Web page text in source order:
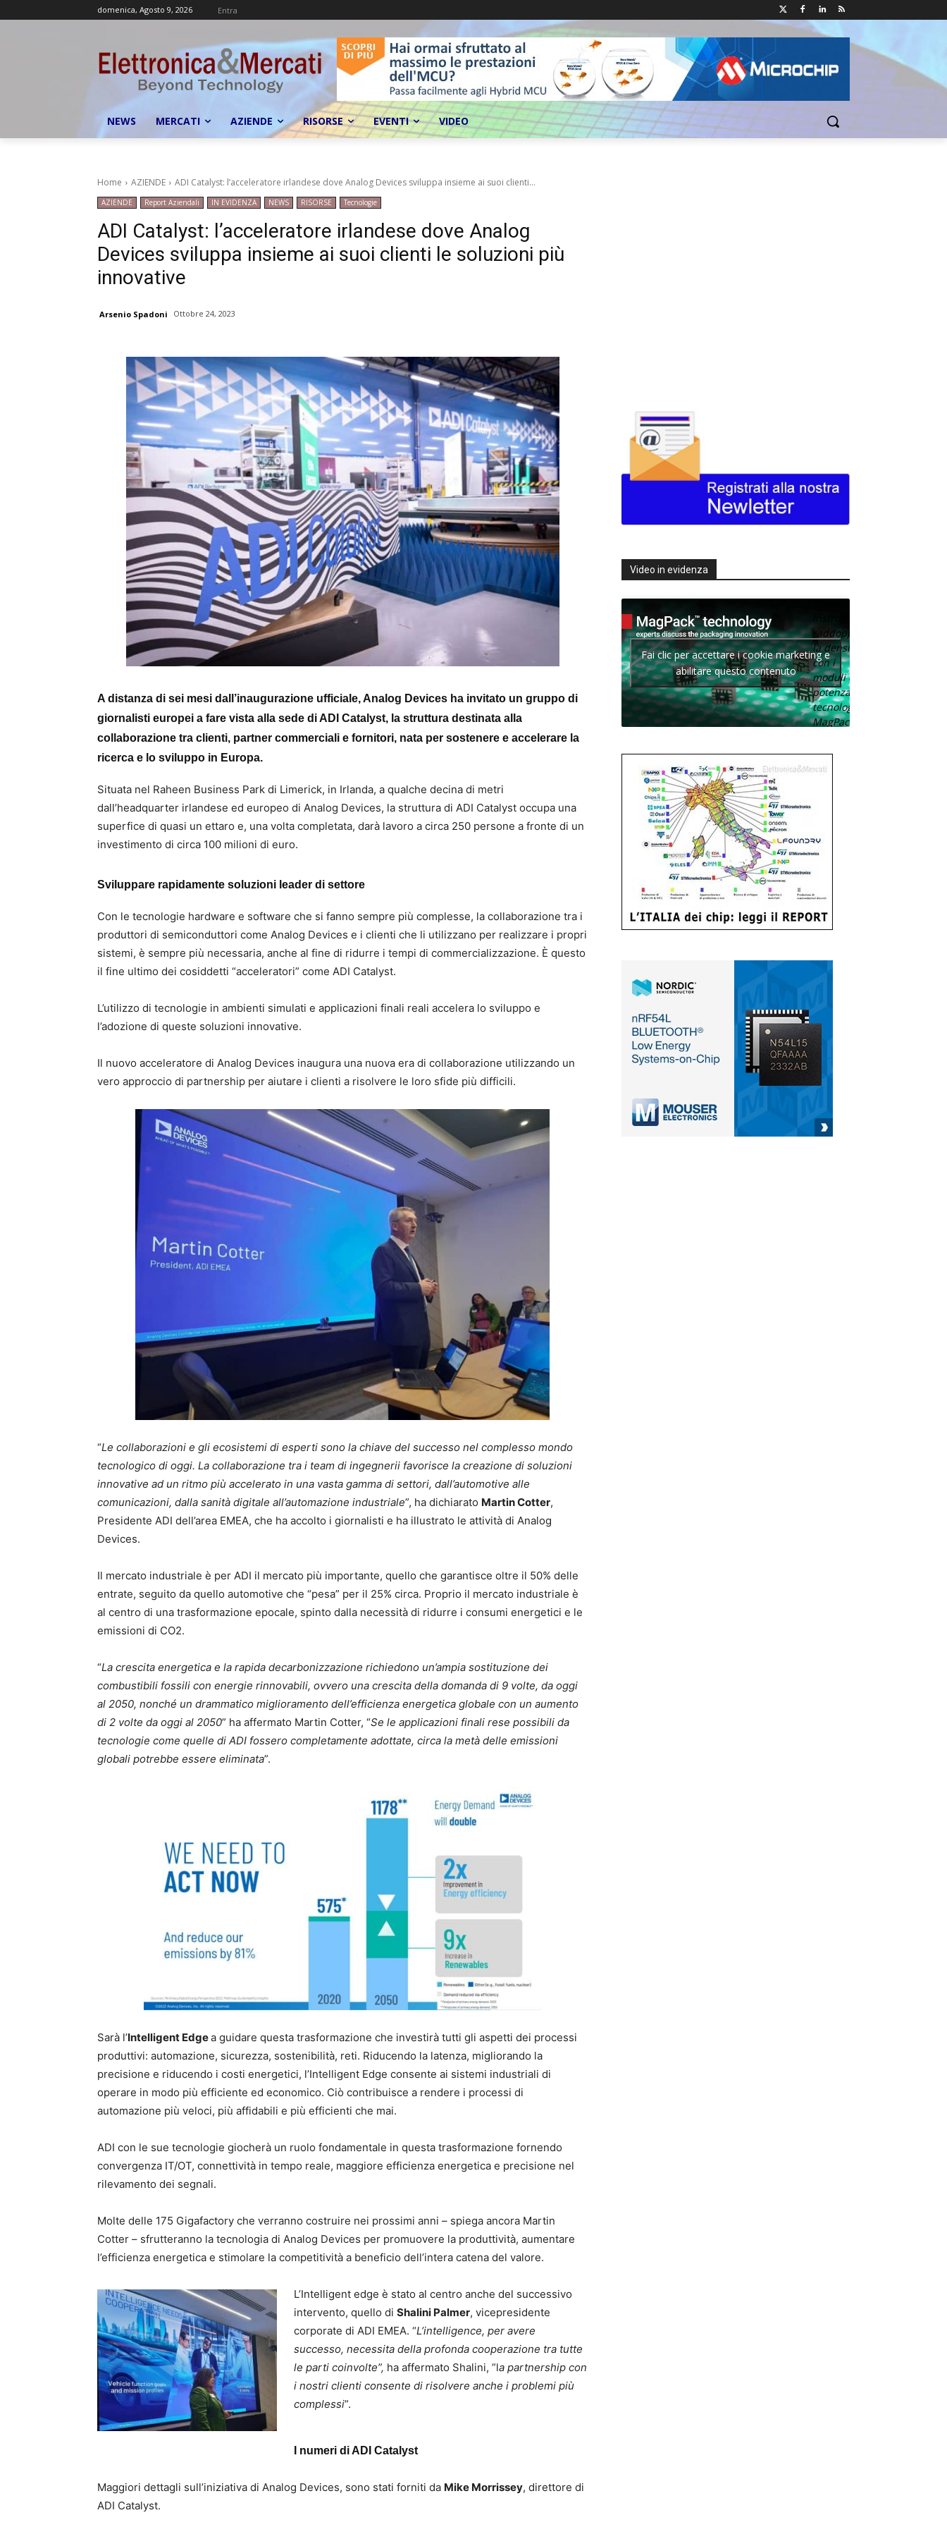
domenica, Agosto 9, 2026 Entra
NEWS MERCATI AZIENDE RISORSE EVENTI VIDEO
Home AZIENDE ADI Catalyst: l’acceleratore irlandese dove Analog Devices sviluppa insieme ai suoi clienti...
AZIENDE Report Aziendali IN EVIDENZA NEWS RISORSE Tecnologie
ADI Catalyst: l’acceleratore irlandese dove Analog
Devices sviluppa insieme ai suoi clienti le soluzioni più
innovative
Arsenio Spadoni Ottobre 24, 2023
A distanza di sei mesi dall’inaugurazione ufficiale, Analog Devices ha invitato un gruppo di
giornalisti europei a fare vista alla sede di ADI Catalyst, la struttura destinata alla
collaborazione tra clienti, partner commerciali e fornitori, nata per sostenere e accelerare la
ricerca e lo sviluppo in Europa.
Situata nel Raheen Business Park di Limerick, in Irlanda, a qualche decina di metri
dall’headquarter irlandese ed europeo di Analog Devices, la struttura di ADI Catalyst occupa una
superfice di quasi un ettaro e, una volta completata, darà lavoro a circa 250 persone a fronte di un
investimento di circa 100 milioni di euro.
Sviluppare rapidamente soluzioni leader di settore
Con le tecnologie hardware e software che si fanno sempre più complesse, la collaborazione tra i
produttori di semiconduttori come Analog Devices e i clienti che li utilizzano per realizzare i propri
sistemi, è sempre più necessaria, anche al fine di ridurre i tempi di commercializzazione. È questo
il fine ultimo dei cosiddetti “acceleratori” come ADI Catalyst.
L’utilizzo di tecnologie in ambienti simulati e applicazioni finali reali accelera lo sviluppo e
l’adozione di queste soluzioni innovative.
Il nuovo acceleratore di Analog Devices inaugura una nuova era di collaborazione utilizzando un
vero approccio di partnership per aiutare i clienti a risolvere le loro sfide più difficili.
“Le collaborazioni e gli ecosistemi di esperti sono la chiave del successo nel complesso mondo
tecnologico di oggi. La collaborazione tra i team di ingegnerii favorisce la creazione di soluzioni
innovative ad un ritmo più accelerato in una vasta gamma di settori, dall’automotive alle
comunicazioni, dalla sanità digitale all’automazione industriale”, ha dichiarato Martin Cotter,
Presidente ADI dell’area EMEA, che ha accolto i giornalisti e ha illustrato le attività di Analog
Devices.
Il mercato industriale è per ADI il mercato più importante, quello che garantisce oltre il 50% delle
entrate, seguito da quello automotive che “pesa” per il 25% circa. Proprio il mercato industriale è
al centro di una trasformazione epocale, spinto dalla necessità di ridurre i consumi energetici e le
emissioni di CO2.
“La crescita energetica e la rapida decarbonizzazione richiedono un’ampia sostituzione dei
combustibili fossili con energie rinnovabili, ovvero una crescita della domanda di 9 volte, da oggi
al 2050, nonché un drammatico miglioramento dell’efficienza energetica globale con un aumento
di 2 volte da oggi al 2050” ha affermato Martin Cotter, “Se le applicazioni finali rese possibili da
tecnologie come quelle di ADI fossero completamente adottate, circa la metà delle emissioni
globali potrebbe essere eliminata”.
Sarà l’Intelligent Edgea guidare questa trasformazione che investirà tutti gli aspetti dei processi
produttivi: automazione, sicurezza, sostenibilità, reti. Riducendo la latenza, migliorando la
precisione e riducendo i costi energetici, l’Intelligent Edge consente ai sistemi industriali di
operare in modo più efficiente ed economico. Ciò contribuisce a rendere i processi di
automazione più veloci, più affidabili e più efficienti che mai.
ADI con le sue tecnologie giocherà un ruolo fondamentale in questa trasformazione fornendo
convergenza IT/OT, connettività in tempo reale, maggiore efficienza energetica e precisione nel
rilevamento dei segnali.
Molte delle 175 Gigafactory che verranno costruire nei prossimi anni – spiega ancora Martin
Cotter – sfrutteranno la tecnologia di Analog Devices per promuovere la produttività, aumentare
l’efficienza energetica e stimolare la competitività a beneficio dell’intera catena del valore.
L’Intelligent edge è stato al centro anche del successivo
intervento, quello di Shalini Palmer, vicepresidente
corporate di ADI EMEA. “L’intelligence, per avere
successo, necessita della profonda cooperazione tra tutte
le parti coinvolte”, ha affermato Shalini, ”la partnership con
i nostri clienti consente di risolvere anche i problemi più
complessi”.
I numeri di ADI Catalyst
Maggiori dettagli sull’iniziativa di Analog Devices, sono stati forniti da Mike Morrissey, direttore di
ADI Catalyst.
Video in evidenza
Texas
raddoppia
la densità
con i
moduli di
potenza con
tecnologia
MagPack.
Fai clic per accettare i cookie marketing e
abilitare questo contenuto